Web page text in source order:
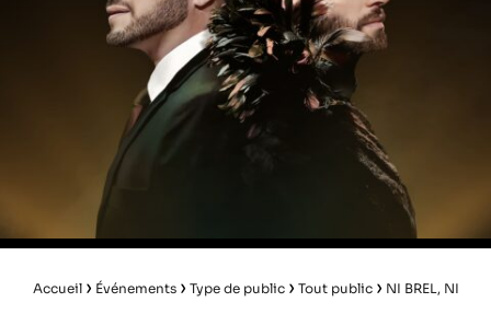
Accueil › Événements › Type de public › Tout public › NI BREL, NI